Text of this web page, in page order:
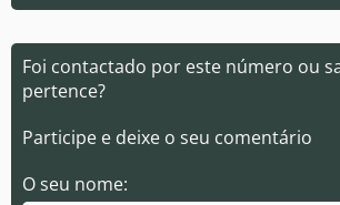
Foi contactado por este número ou
pertence?
Participe e deixe o seu comentário
O seu nome: